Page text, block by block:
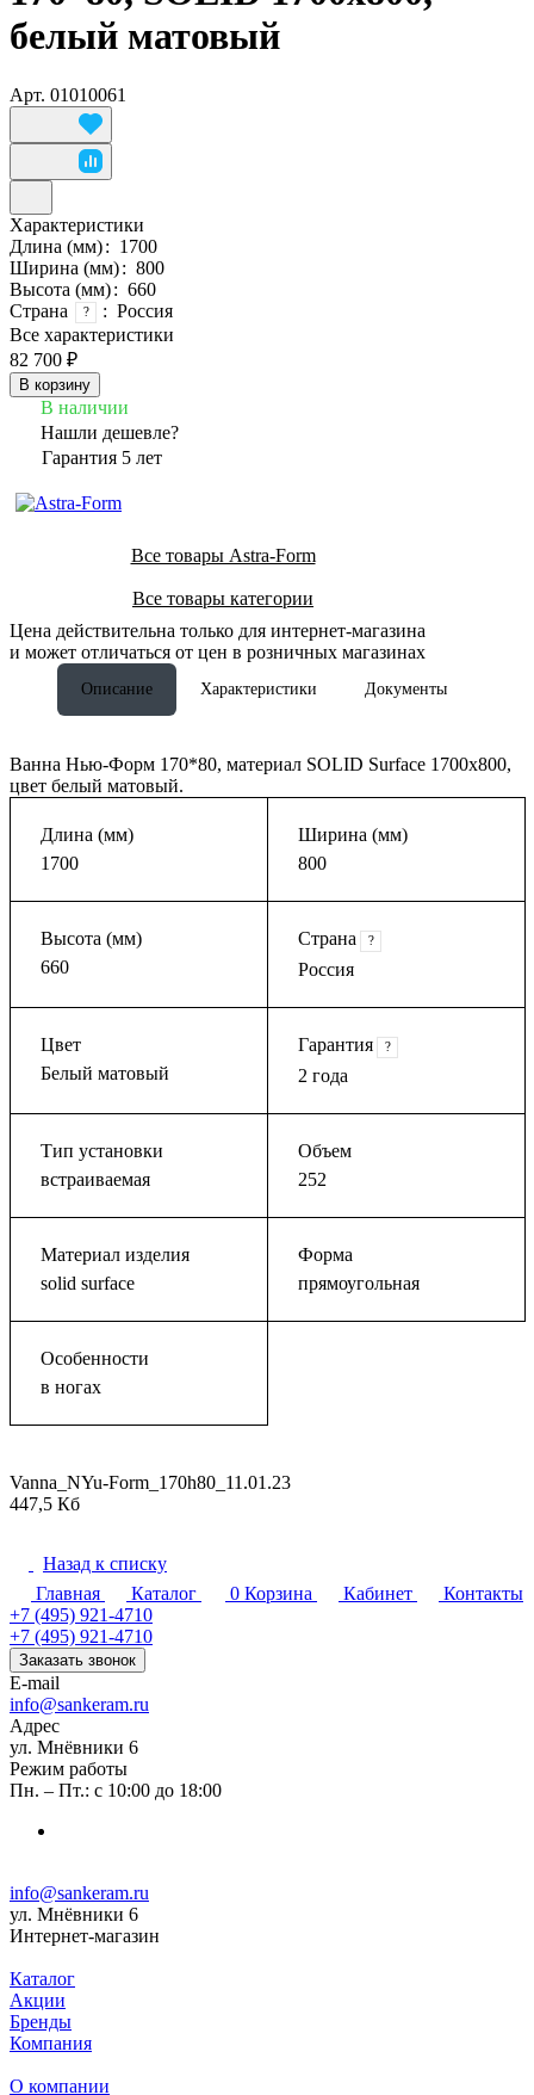
белый матовый
Арт. 01010061
Характеристики
Длина (мм): 1700
Ширина (мм): 800
Высота (мм): 660
Страна
? : Россия
Все характеристики
82 700 ₽
В корзину
В наличии
Нашли дешевле?
Гарантия 5 лет
Все товары Astra-Form
Все товары категории
Цена действительна только для интернет-магазина
и может отличаться от цен в розничных магазинах
Описание Характеристики Документы
Ванна Нью-Форм 170*80, материал SOLID Surface 1700х800,
цвет белый матовый.
Длина (мм)
1700
Ширина (мм)
800
Высота (мм)
660
Страна ?
Россия
Цвет
Белый матовый
Гарантия ?
2 года
Тип установки
встраиваемая
Объем
252
Материал изделия
solid surface
Форма
прямоугольная
Особенности
в ногах
Vanna_NYu-Form_170h80_11.01.23
447,5 Кб
Назад к списку
Главная
Каталог 0 Корзина Кабинет
Контакты
+7 (495) 921-4710
+7 (495) 921-4710
Заказать звонок
E-mail
info@sankeram.ru
Адрес
ул. Мнёвники 6
Режим работы
Пн. – Пт.: с 10:00 до 18:00
info@sankeram.ru
ул. Мнёвники 6
Интернет-магазин
Каталог
Акции
Бренды
Компания
О компании